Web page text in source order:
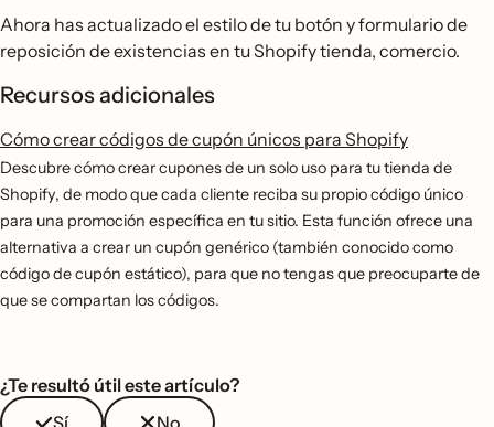
Ahora has actualizado el estilo de tu botón y formulario de
reposición de existencias en tu Shopify tienda, comercio.
Recursos adicionales
Cómo crear códigos de cupón únicos para Shopify
Descubre cómo crear cupones de un solo uso para tu tienda de
Shopify, de modo que cada cliente reciba su propio código único
para una promoción específica en tu sitio. Esta función ofrece una
alternativa a crear un cupón genérico (también conocido como
código de cupón estático), para que no tengas que preocuparte de
que se compartan los códigos.
¿Te resultó útil este artículo?
Sí
No